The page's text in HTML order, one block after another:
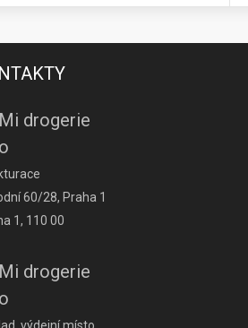
drogerie
60/28, Praha 1
1, 110 00
drogerie